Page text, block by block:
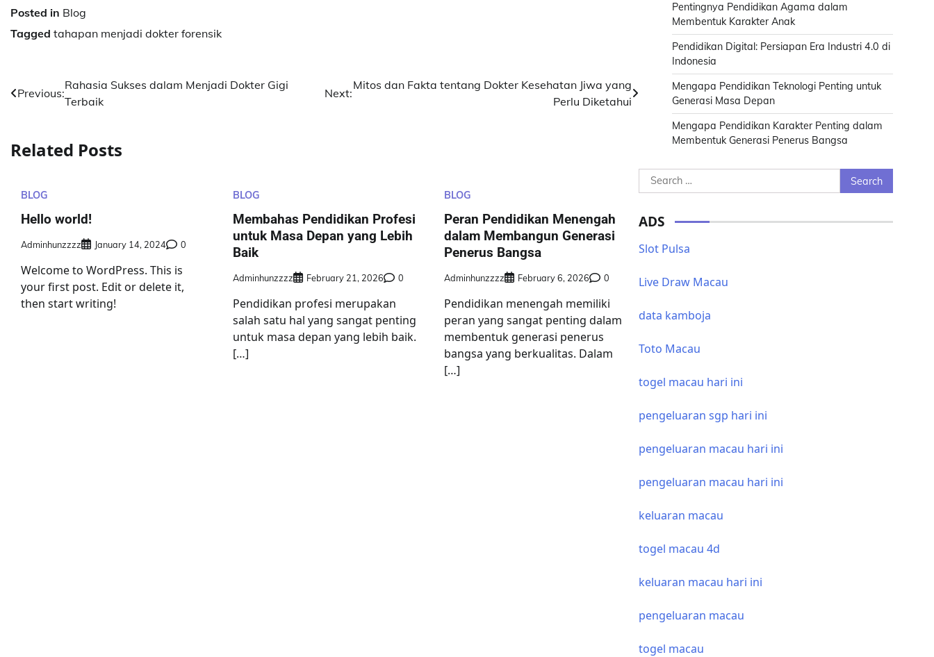
Posted in Blog
Tagged tahapan menjadi dokter forensik
Post
navigation
Previous:
Rahasia Sukses dalam Menjadi Dokter Gigi
Terbaik
Next:
Mitos dan Fakta tentang Dokter Kesehatan Jiwa yang
Perlu Diketahui
Related Posts
BLOG
Hello world!
Adminhunzzzz January 14, 2024 0
Welcome to WordPress. This is
your first post. Edit or delete it,
then start writing!
BLOG
Membahas Pendidikan Profesi
untuk Masa Depan yang Lebih
Baik
Adminhunzzzz February 21, 2026 0
Pendidikan profesi merupakan
salah satu hal yang sangat penting
untuk masa depan yang lebih baik.
[…]
BLOG
Peran Pendidikan Menengah
dalam Membangun Generasi
Penerus Bangsa
Adminhunzzzz February 6, 2026 0
Pendidikan menengah memiliki
peran yang sangat penting dalam
membentuk generasi penerus
bangsa yang berkualitas. Dalam
[…]
Pentingnya Pendidikan Agama dalam
Membentuk Karakter Anak
Pendidikan Digital: Persiapan Era Industri 4.0 di
Indonesia
Mengapa Pendidikan Teknologi Penting untuk
Generasi Masa Depan
Mengapa Pendidikan Karakter Penting dalam
Membentuk Generasi Penerus Bangsa
Search
for:
ADS
Slot Pulsa
Live Draw Macau
data kamboja
Toto Macau
togel macau hari ini
pengeluaran sgp hari ini
pengeluaran macau hari ini
pengeluaran macau hari ini
keluaran macau
togel macau 4d
keluaran macau hari ini
pengeluaran macau
togel macau